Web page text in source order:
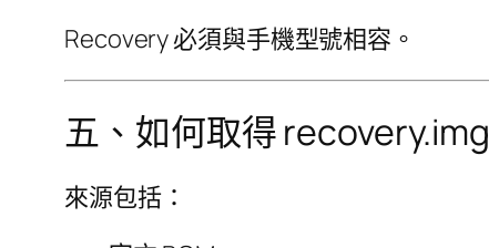
Recovery 必須與手機型號相容。
五、如何取得 recovery.img
來源包括：